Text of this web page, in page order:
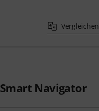
Vergleichen
Smart Navigator